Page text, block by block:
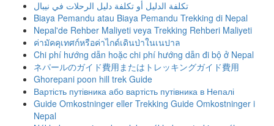
Biaya Pemandu atau Biaya Pemandu Trekking di Nepal
Nepal'de Rehber Maliyeti veya Trekking Rehberi Maliyeti
ค่ามัคคุเทศก์หรือค่าไกด์เดินป่าในเนปาล
Chi phí hướng dẫn hoặc chi phí hướng dẫn đi bộ ở Nepal
ネパールのガイド費用またはトレッキングガイド費用
Ghorepani poon hill trek Guide
Вартість путівника або вартість путівника в Непалі
Guide Omkostninger eller Trekking Guide Omkostninger i
Nepal